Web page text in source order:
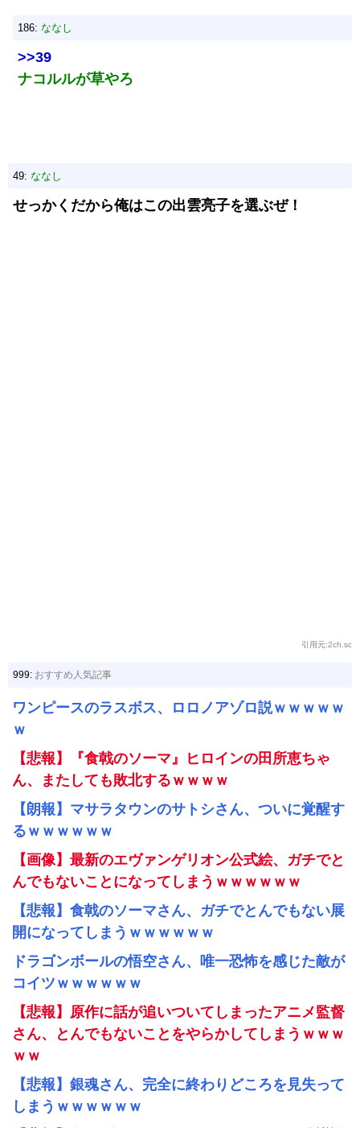
186: ななし
>>39
ナコルルが草やろ
49: ななし
せっかくだから俺はこの出雲亮子を選ぶぜ！
引用元:2ch.sc
999: おすすめ人気記事
ワンピースのラスボス、ロロノアゾロ説ｗｗｗｗｗ
ｗ
【悲報】『食戟のソーマ』ヒロインの田所恵ちゃ
ん、またしても敗北するｗｗｗｗ
【朗報】マサラタウンのサトシさん、ついに覚醒す
るｗｗｗｗｗｗ
【画像】最新のエヴァンゲリオン公式絵、ガチでと
んでもないことになってしまうｗｗｗｗｗｗ
【悲報】食戟のソーマさん、ガチでとんでもない展
開になってしまうｗｗｗｗｗｗ
ドラゴンボールの悟空さん、唯一恐怖を感じた敵が
コイツｗｗｗｗｗｗ
【悲報】原作に話が追いついてしまったアニメ監督
さん、とんでもないことをやらかしてしまうｗｗｗ
ｗｗ
【悲報】銀魂さん、完全に終わりどころを見失って
しまうｗｗｗｗｗｗ